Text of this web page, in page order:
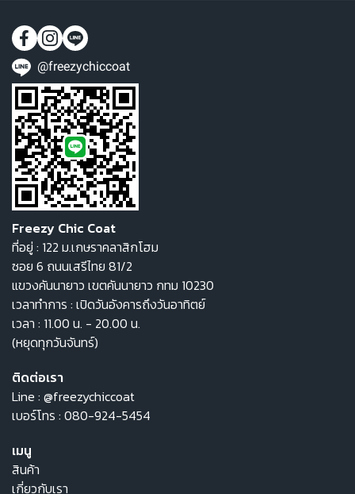
@freezychiccoat
Freezy Chic Coat
ที่อยู่ : 122 ม.เกษราคลาสิกโฮม
ซอย 6 ถนนเสรีไทย 81/2
แขวงคันนายาว เขตคันนายาว กทม 10230
เวลาทำการ : เปิดวันอังคารถึงวันอาทิตย์
เวลา : 11.00 น. - 20.00 น.
(หยุดทุกวันจันทร์)
ติดต่อเรา
Line : @freezychiccoat
เบอร์โทร : 080-924-5454
เมนู
สินค้า
เกี่ยวกับเรา